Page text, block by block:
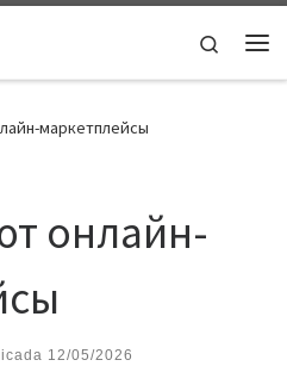
Search
маркетплейсы
онлайн-
12/05/2026